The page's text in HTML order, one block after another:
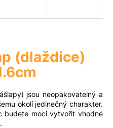
(dlaždice)
jsou neopakovatelný a
okolí jedinečný charakter.
budete moci vytvořit vhodné